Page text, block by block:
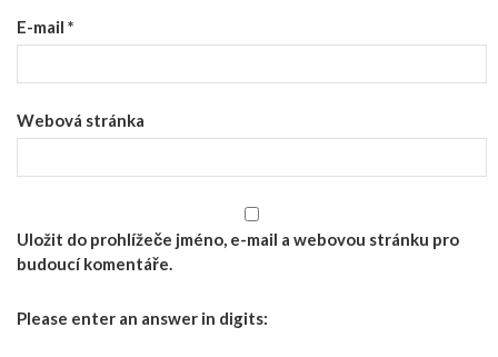
E-mail *
Webová stránka
Uložit do prohlížeče jméno, e-mail a webovou stránku pro
budoucí komentáře.
Please enter an answer in digits: